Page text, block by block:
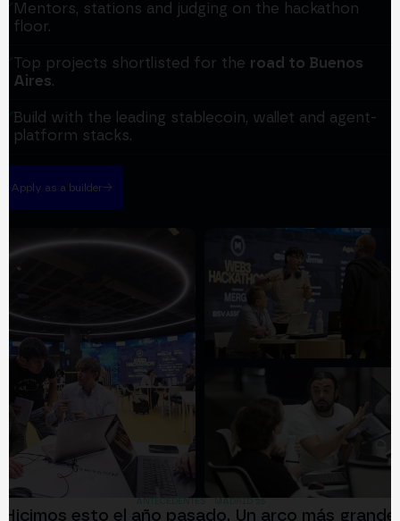
Mentors, stations and judging on the hackathon
floor.
Top projects shortlisted for the road to Buenos
Aires.
Build with the leading stablecoin, wallet and agent-
platform stacks.
Apply as a builder
ANTECEDENTES · MADRID '25
Hicimos esto el año pasado. Un arco más grande